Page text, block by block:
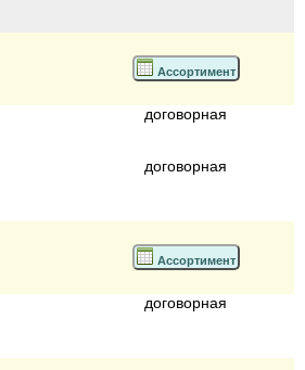
Ассортимент
договорная
договорная
Ассортимент
договорная